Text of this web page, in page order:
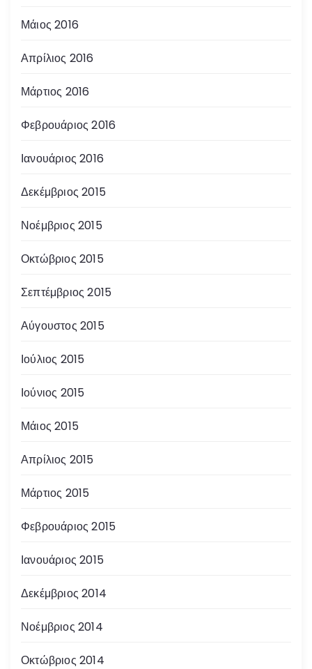
Μάιος 2016
Απρίλιος 2016
Μάρτιος 2016
Φεβρουάριος 2016
Ιανουάριος 2016
Δεκέμβριος 2015
Νοέμβριος 2015
Οκτώβριος 2015
Σεπτέμβριος 2015
Αύγουστος 2015
Ιούλιος 2015
Ιούνιος 2015
Μάιος 2015
Απρίλιος 2015
Μάρτιος 2015
Φεβρουάριος 2015
Ιανουάριος 2015
Δεκέμβριος 2014
Νοέμβριος 2014
Οκτώβριος 2014